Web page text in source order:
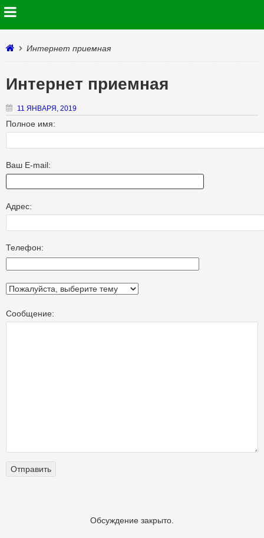
Интернет приемная
Интернет приемная
11 ЯНВАРЯ, 2019
Полное имя:
Ваш E-mail:
Адрес:
Телефон:
Сообщение:
Обсуждение закрыто.